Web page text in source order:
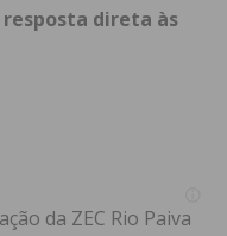
direta às
da ZEC Rio Paiva